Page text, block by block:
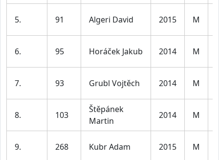
5. 91 Algeri David 2015 M
6. 95 Horáček Jakub 2014 M
7. 93 Grubl Vojtěch 2014 M
8. 103
Štěpánek
Martin
2014 M
9. 268 Kubr Adam 2015 M